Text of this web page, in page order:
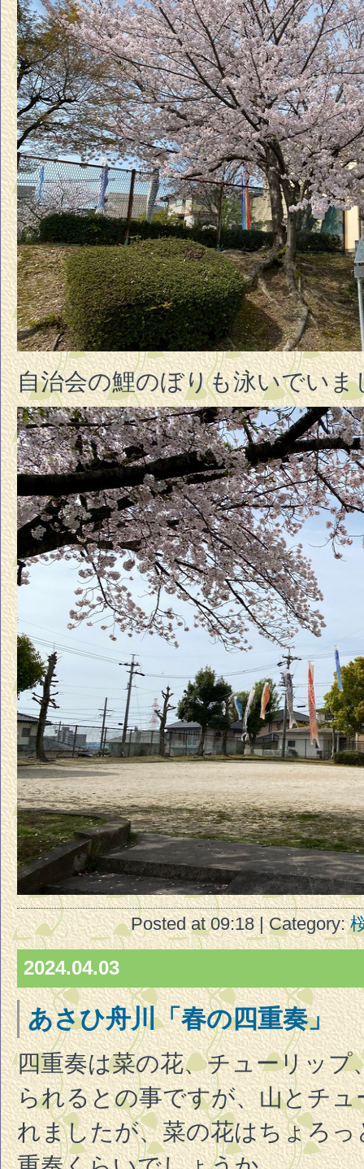
自治会の鯉のぼりも泳いでいま
Posted at 09:18 | Category:
2024.04.03
あさひ舟川「春の四重奏」
四重奏は菜の花、チューリップ
られるとの事ですが、山とチ
れましたが、菜の花はちょろ